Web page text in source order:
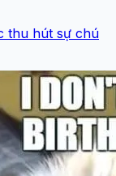
thu hút sự chú